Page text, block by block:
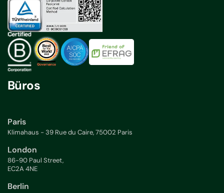
Büros
Paris
Klimahaus - 39 Rue du Caire, 75002 Paris
London
86-90 Paul Street,
EC2A 4NE
Berlin